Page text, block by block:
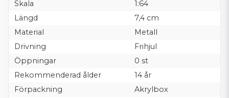
Skala
1:64
Längd
7,4 cm
Material
Metall
Drivning
Frihjul
Öppningar
0 st
Rekommenderad ålder
14 år
Förpackning
Akrylbox